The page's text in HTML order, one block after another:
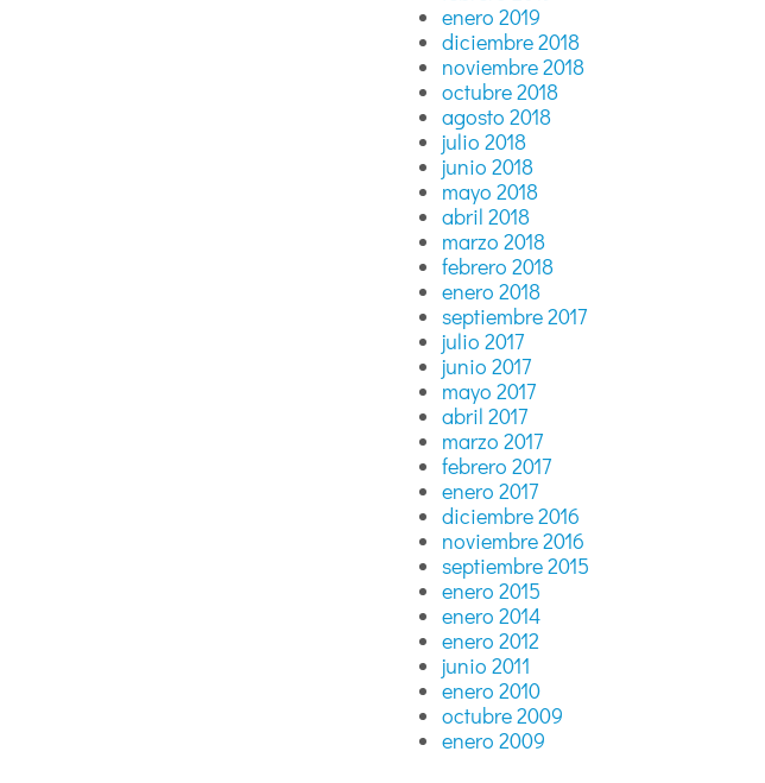
enero 2019
diciembre 2018
noviembre 2018
octubre 2018
agosto 2018
julio 2018
junio 2018
mayo 2018
abril 2018
marzo 2018
febrero 2018
enero 2018
septiembre 2017
julio 2017
junio 2017
mayo 2017
abril 2017
marzo 2017
febrero 2017
enero 2017
diciembre 2016
noviembre 2016
septiembre 2015
enero 2015
enero 2014
enero 2012
junio 2011
enero 2010
octubre 2009
enero 2009